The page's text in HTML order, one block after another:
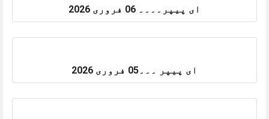
ای پیپر۔۔۔۔ 06 فروری 2026
ای پیپر ۔۔۔05 فروری 2026